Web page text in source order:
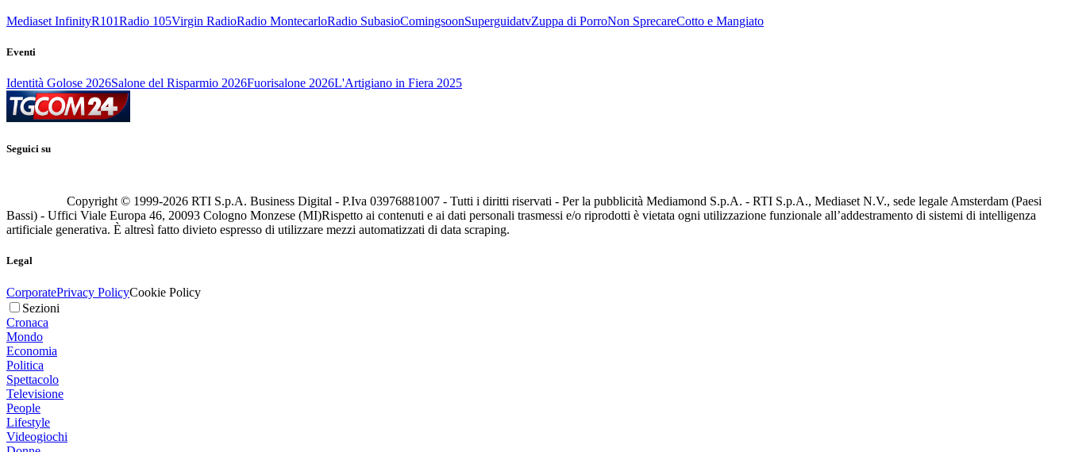
Mediaset InfinityR101Radio 105Virgin RadioRadio MontecarloRadio SubasioComingsoonSuperguidatvZuppa di PorroNon SprecareCotto e Mangiato
Eventi
Identità Golose 2026Salone del Risparmio 2026Fuorisalone 2026L'Artigiano in Fiera 2025
Seguici su
Copyright © 1999-2026 RTI S.p.A. Business Digital - P.Iva 03976881007 - Tutti i diritti riservati - Per la pubblicità Mediamond S.p.A. - RTI S.p.A., Mediaset N.V., sede legale Amsterdam (Paesi
Bassi) - Uffici Viale Europa 46, 20093 Cologno Monzese (MI)Rispetto ai contenuti e ai dati personali trasmessi e/o riprodotti è vietata ogni utilizzazione funzionale all’addestramento di sistemi di intelligenza
artificiale generativa. È altresì fatto divieto espresso di utilizzare mezzi automatizzati di data scraping.
Legal
CorporatePrivacy PolicyCookie Policy
Sezioni
Cronaca
Mondo
Economia
Politica
Spettacolo
Televisione
People
Lifestyle
Videogiochi